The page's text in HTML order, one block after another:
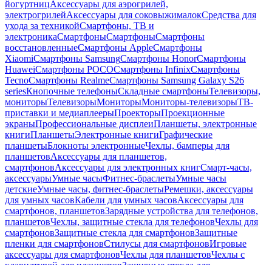
йогуртницАксессуары для аэрогрилей,
электрогрилейАксессуары для соковыжималокСредства для
ухода за техникойСмартфоны, ТВ и
электроникаСмартфоныСмартфоныСмартфоны
восстановленныеСмартфоны AppleСмартфоны
XiaomiСмартфоны SamsungСмартфоны HonorСмартфоны
HuaweiСмартфоны POCOСмартфоны InfinixСмартфоны
TecnoСмартфоны RealmeСмартфоны Samsung Galaxy S26
seriesКнопочные телефоныСкладные смартфоныТелевизоры,
мониторыТелевизорыМониторыМониторы-телевизорыТВ-
приставки и медиаплеерыПроекторыПроекционные
экраныПрофессиональные дисплеиПланшеты, электронные
книгиПланшетыЭлектронные книгиГрафические
планшетыБлокноты электронныеЧехлы, бамперы для
планшетовАксессуары для планшетов,
смартфоновАксессуары для электронных книгСмарт-часы,
аксессуарыУмные часыФитнес-браслетыУмные часы
детскиеУмные часы, фитнес-браслетыРемешки, аксессуары
для умных часовКабели для умных часовАксессуары для
смартфонов, планшетовЗарядные устройства для телефонов,
планшетовЧехлы, защитные стекла для телефоновЧехлы для
смартфоновЗащитные стекла для смартфоновЗащитные
пленки для смартфоновСтилусы для смартфоновИгровые
аксессуары для смартфоновЧехлы для планшетовЧехлы с